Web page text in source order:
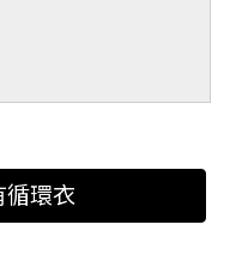
循環衣